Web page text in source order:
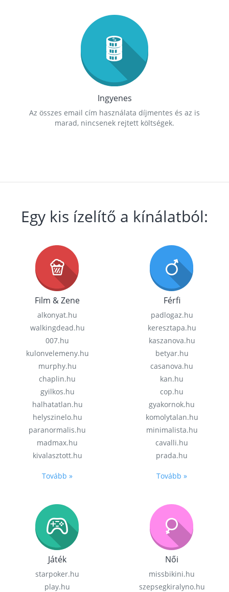
Ingyenes
Az összes email cím használata díjmentes és az is
marad, nincsenek rejtett költségek.
Egy kis ízelítő a kínálatból:
Film & Zene
alkonyat.hu
walkingdead.hu
007.hu
kulonvelemeny.hu
murphy.hu
chaplin.hu
gyilkos.hu
halhatatlan.hu
helyszinelo.hu
paranormalis.hu
madmax.hu
kivalasztott.hu
Tovább »
Férfi
padlogaz.hu
keresztapa.hu
kaszanova.hu
betyar.hu
casanova.hu
kan.hu
cop.hu
gyakornok.hu
komolytalan.hu
minimalista.hu
cavalli.hu
prada.hu
Tovább »
Játék
starpoker.hu
play.hu
Női
missbikini.hu
szepsegkiralyno.hu